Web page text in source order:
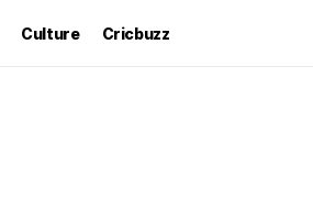
Culture Cricbuzz